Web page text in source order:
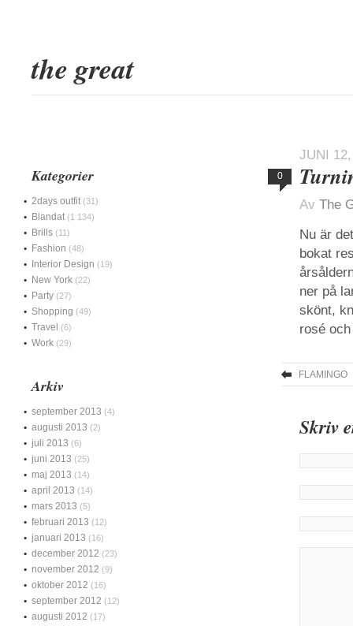
the great
JUNI
0
Av The
Nu är
bokat
ner på
skönt,
rosé
FLAMINGO
Skriv
Kategorier
2days outfit (31)
Blandat (1 134)
Brills (11)
Fashion (48)
Interior Design (19)
New York (22)
Party (27)
Shopping (49)
Travel (6)
Work (29)
Arkiv
september 2013 (4)
augusti 2013 (2)
juli 2013 (6)
juni 2013 (25)
maj 2013 (14)
april 2013 (14)
mars 2013 (5)
februari 2013 (12)
januari 2013 (16)
december 2012 (23)
november 2012 (9)
oktober 2012 (16)
september 2012 (12)
augusti 2012 (17)